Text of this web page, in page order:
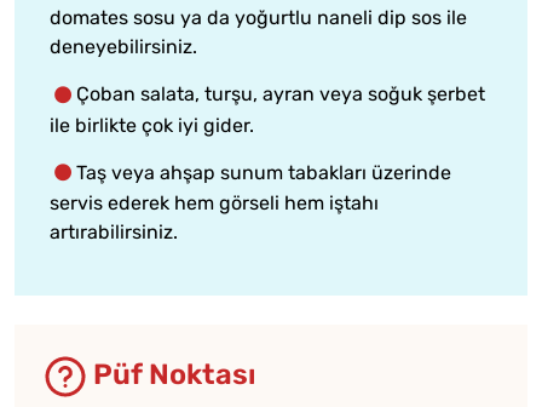
domates sosu ya da yoğurtlu naneli dip sos ile
deneyebilirsiniz.
Çoban salata, turşu, ayran veya soğuk şerbet
ile birlikte çok iyi gider.
Taş veya ahşap sunum tabakları üzerinde
servis ederek hem görseli hem iştahı
artırabilirsiniz.
Püf Noktası